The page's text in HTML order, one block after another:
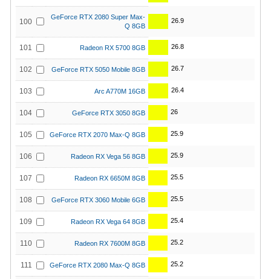
100
GeForce RTX 2080 Super Max-
Q 8GB
26.9
101 Radeon RX 5700 8GB 26.8
102 GeForce RTX 5050 Mobile 8GB 26.7
103 Arc A770M 16GB 26.4
104 GeForce RTX 3050 8GB 26
105 GeForce RTX 2070 Max-Q 8GB 25.9
106 Radeon RX Vega 56 8GB 25.9
107 Radeon RX 6650M 8GB 25.5
108 GeForce RTX 3060 Mobile 6GB 25.5
109 Radeon RX Vega 64 8GB 25.4
110 Radeon RX 7600M 8GB 25.2
111 GeForce RTX 2080 Max-Q 8GB 25.2